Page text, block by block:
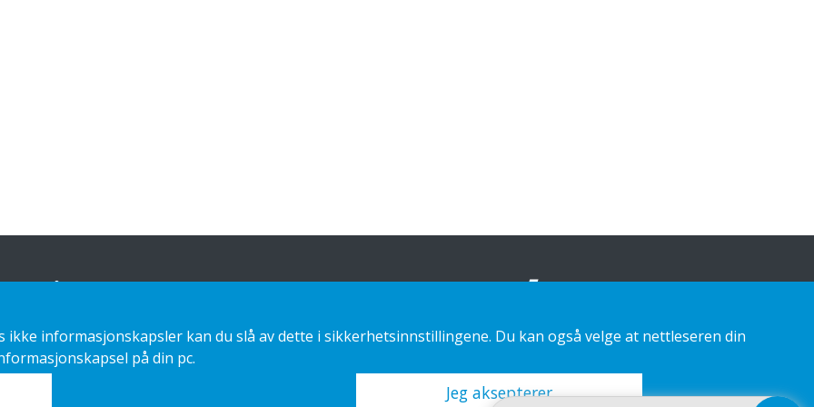
Vårt tilbud
Sustainable choice
Custom-made
Kontakt oss
Personvernerklæring
informasjonskapsler kan du slå av dette i sikkerhetsinnstillingene. Du kan også velge at nettleseren din
på din pc.
Jeg aksepterer